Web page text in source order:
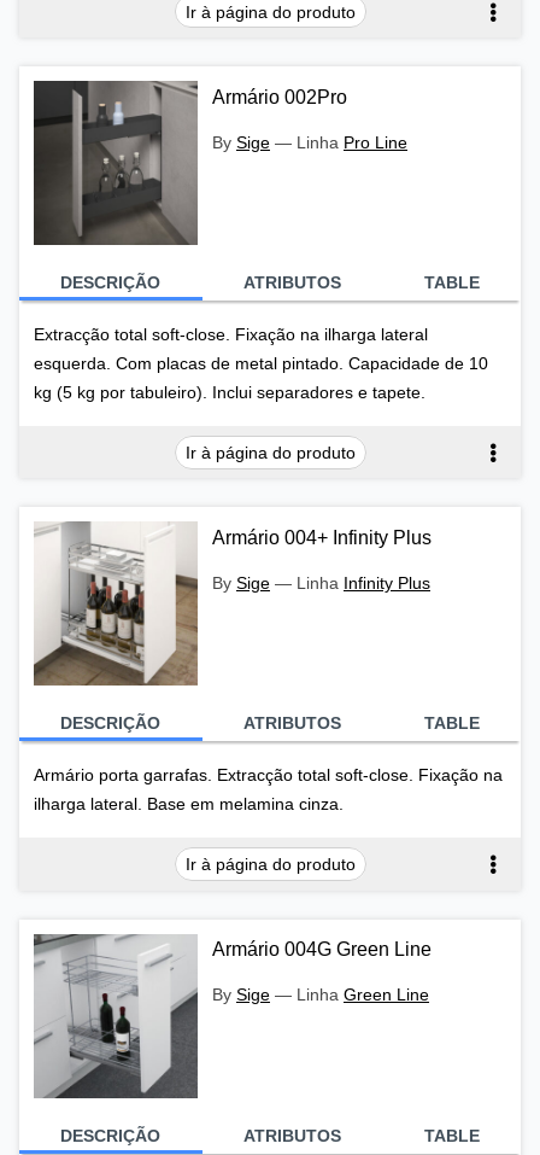
Ir à página do produto
Armário 002Pro
By Sige — Linha Pro Line
DESCRIÇÃO ATRIBUTOS TABLE
Extracção total soft-close. Fixação na ilharga lateral
esquerda. Com placas de metal pintado. Capacidade de 10
kg (5 kg por tabuleiro). Inclui separadores e tapete.
Ir à página do produto
Armário 004+ Infinity Plus
By Sige — Linha Infinity Plus
DESCRIÇÃO ATRIBUTOS TABLE
Armário porta garrafas. Extracção total soft-close. Fixação na
ilharga lateral. Base em melamina cinza.
Ir à página do produto
Armário 004G Green Line
By Sige — Linha Green Line
DESCRIÇÃO ATRIBUTOS TABLE